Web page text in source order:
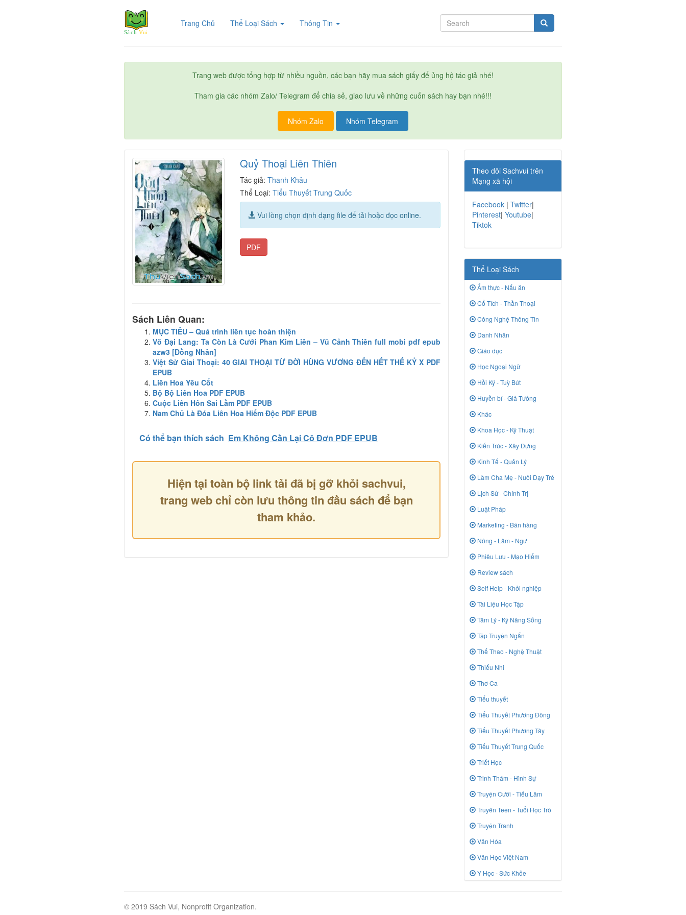
Trang Chủ (current)Thể Loại Sách Thông Tin
Trang web được tổng hợp từ nhiều nguồn, các bạn hãy mua sách giấy để ủng hộ tác giả nhé!
Tham gia các nhóm Zalo/ Telegram để chia sẻ, giao lưu về những cuốn sách hay bạn nhé!!!
Nhóm Zalo Nhóm Telegram
Quỷ Thoại Liên Thiên
Tác giả:Thanh Khâu
Thể Loại:Tiểu Thuyết Trung Quốc
Vui lòng chọn định dạng file để tải hoặc đọc online.
PDF
Sách Liên Quan:
MỤC TIÊU – Quá trình liên tục hoàn thiện
Võ Đại Lang: Ta Còn Là Cưới Phan Kim Liên – Vũ Cảnh Thiên full mobi pdf epub
azw3 [Đồng Nhân]
Việt Sử Giai Thoại: 40 GIAI THOẠI TỪ ĐỜI HÙNG VƯƠNG ĐẾN HẾT THẾ KỶ X PDF
EPUB
Liên Hoa Yêu Cốt
Bộ Bộ Liên Hoa PDF EPUB
Cuộc Liên Hôn Sai Lầm PDF EPUB
Nam Chủ Là Đóa Liên Hoa Hiểm Độc PDF EPUB
Có thể bạn thích sách Em Không Cần Lại Cô Đơn PDF EPUB
Hiện tại toàn bộ link tải đã bị gỡ khỏi sachvui,
trang web chỉ còn lưu thông tin đầu sách để bạn
tham khảo.
Theo dõi Sachvui trên
Mạng xã hội
Facebook | Twitter|
Pinterest| Youtube|
Tiktok
Thể Loại Sách
Ẩm thực - Nấu ăn
Cổ Tích - Thần Thoại
Công Nghệ Thông Tin
Danh Nhân
Giáo dục
Học Ngoại Ngữ
Hồi Ký - Tuỳ Bút
Huyền bí - Giả Tưởng
Khác
Khoa Học - Kỹ Thuật
Kiến Trúc - Xây Dựng
Kinh Tế - Quản Lý
Làm Cha Mẹ - Nuôi Dạy Trẻ
Lịch Sử - Chính Trị
Luật Pháp
Marketing - Bán hàng
Nông - Lâm - Ngư
Phiêu Lưu - Mạo Hiểm
Review sách
Self Help - Khởi nghiệp
Tài Liệu Học Tập
Tâm Lý - Kỹ Năng Sống
Tập Truyện Ngắn
Thể Thao - Nghệ Thuật
Thiếu Nhi
Thơ Ca
Tiểu thuyết
Tiểu Thuyết Phương Đông
Tiểu Thuyết Phương Tây
Tiểu Thuyết Trung Quốc
Triết Học
Trinh Thám - Hình Sự
Truyện Cười - Tiếu Lâm
Truyên Teen - Tuổi Học Trò
Truyện Tranh
Văn Hóa
Văn Học Việt Nam
Y Học - Sức Khỏe
© 2019 Sách Vui, Nonprofit Organization.